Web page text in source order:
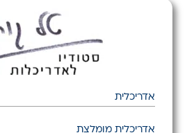
אדריכלית
אדריכלית מומלצת